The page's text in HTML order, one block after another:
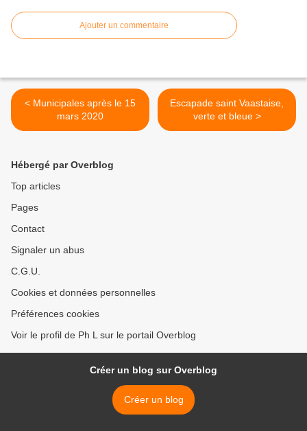
Ajouter un commentaire
< Municipales après le 15
mars 2020
Escapade saint Vaastaise,
verte et bleue >
Hébergé par Overblog
Top articles
Pages
Contact
Signaler un abus
C.G.U.
Cookies et données personnelles
Préférences cookies
Voir le profil de Ph L sur le portail Overblog
Créer un blog sur Overblog
Créer un blog